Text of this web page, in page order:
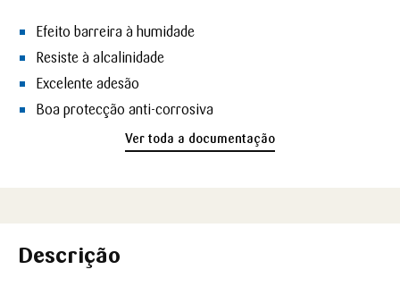
Efeito barreira à humidade
Resiste à alcalinidade
Excelente adesão
Boa protecção anti-corrosiva
Ver toda a documentação
Descrição